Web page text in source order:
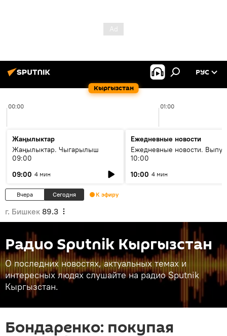
Кыргызстан
РУС
00:00 01:00
Жаңылыктар
Жаңылыктар. Чыгарылыш
09:00
09:00 4 мин
Ежедневные новости
Ежедневные новости.
10:00
10:00 4 мин
Вчера Сегодня К эфиру
г. Бишкек 89.3
Радио Sputnik Кыргызстан
О последних новостях, актуальных темах и
интересных людях слушайте на радио Sputnik
Кыргызстан.
Бондаренко: покупая